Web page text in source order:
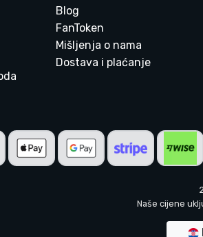
Blog
FanToken
Mišljenja o nama
Dostava i plaćanje
Naše cijene